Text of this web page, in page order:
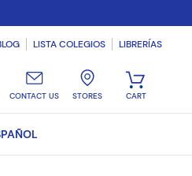
LISTA COLEGIOS LIBRERÍAS
CONTACT US STORES